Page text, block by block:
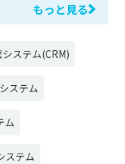
もっと見る
ステム(CRM)
ステム
ム
ステム